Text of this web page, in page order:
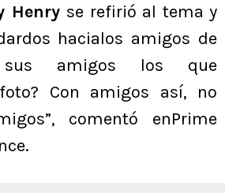
Henry se refirió al tema y
hacialos amigos de
sus amigos los que
Con amigos así, no
comentó enPrime